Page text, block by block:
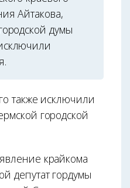
Айтакова,
думы
также исключили
городской
крайкома
депутат гордумы